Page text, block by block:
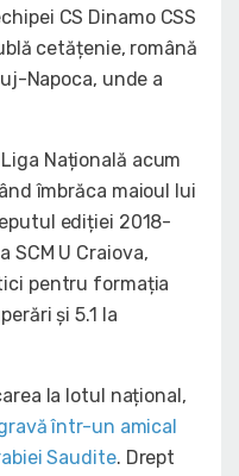
CS Dinamo CSS
cetățenie, română
Napoca, unde a
Națională acum
îmbrăca maioul lui
ediției 2018-
U Craiova,
pentru formația
și 5.1 la
la lotul național,
într-un amical
Saudite. Drept